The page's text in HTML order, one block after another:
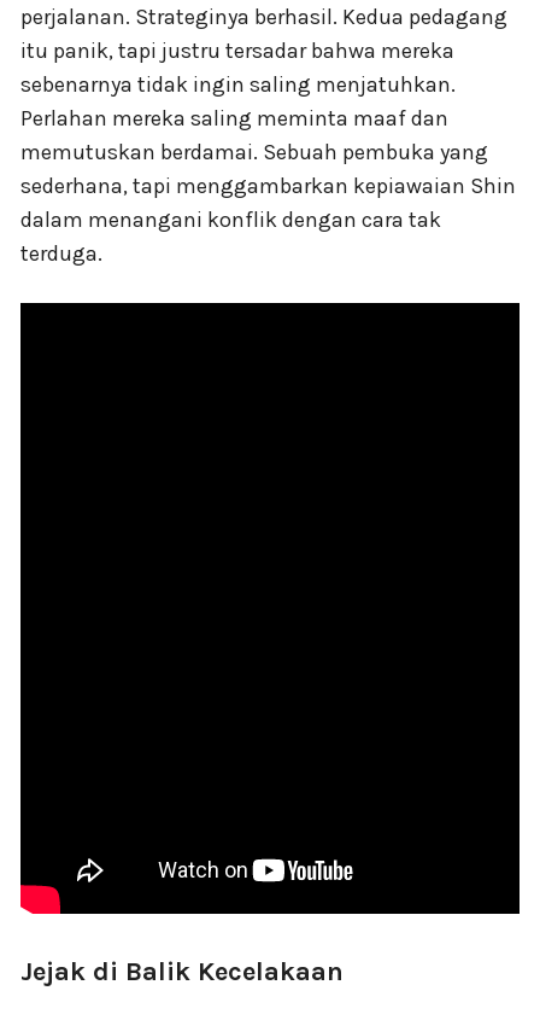
perjalanan. Strateginya berhasil. Kedua pedagang
itu panik, tapi justru tersadar bahwa mereka
sebenarnya tidak ingin saling menjatuhkan.
Perlahan mereka saling meminta maaf dan
memutuskan berdamai. Sebuah pembuka yang
sederhana, tapi menggambarkan kepiawaian Shin
dalam menangani konflik dengan cara tak
terduga.
Jejak di Balik Kecelakaan